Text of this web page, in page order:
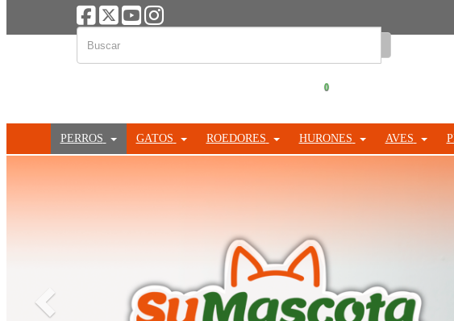
0
PERROS GATOS ROEDORES HURONES AVES